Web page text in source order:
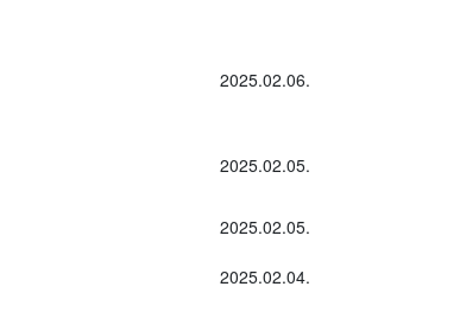
2025.02.06.
2025.02.05.
2025.02.05.
2025.02.04.